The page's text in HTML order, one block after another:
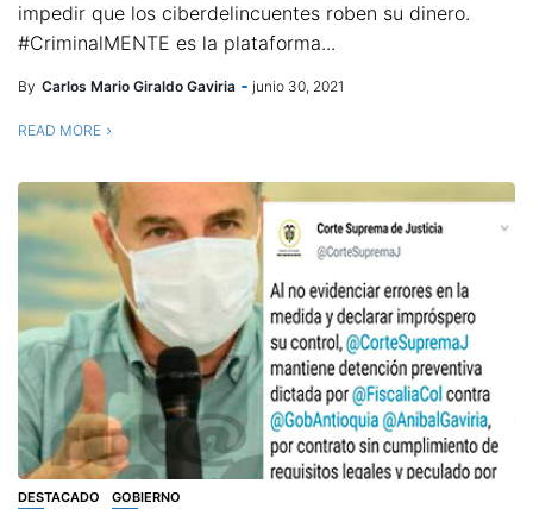
impedir que los ciberdelincuentes roben su dinero.
#CriminalMENTE es la plataforma...
By Carlos Mario Giraldo Gaviria junio 30, 2021
READ MORE
DESTACADO GOBIERNO